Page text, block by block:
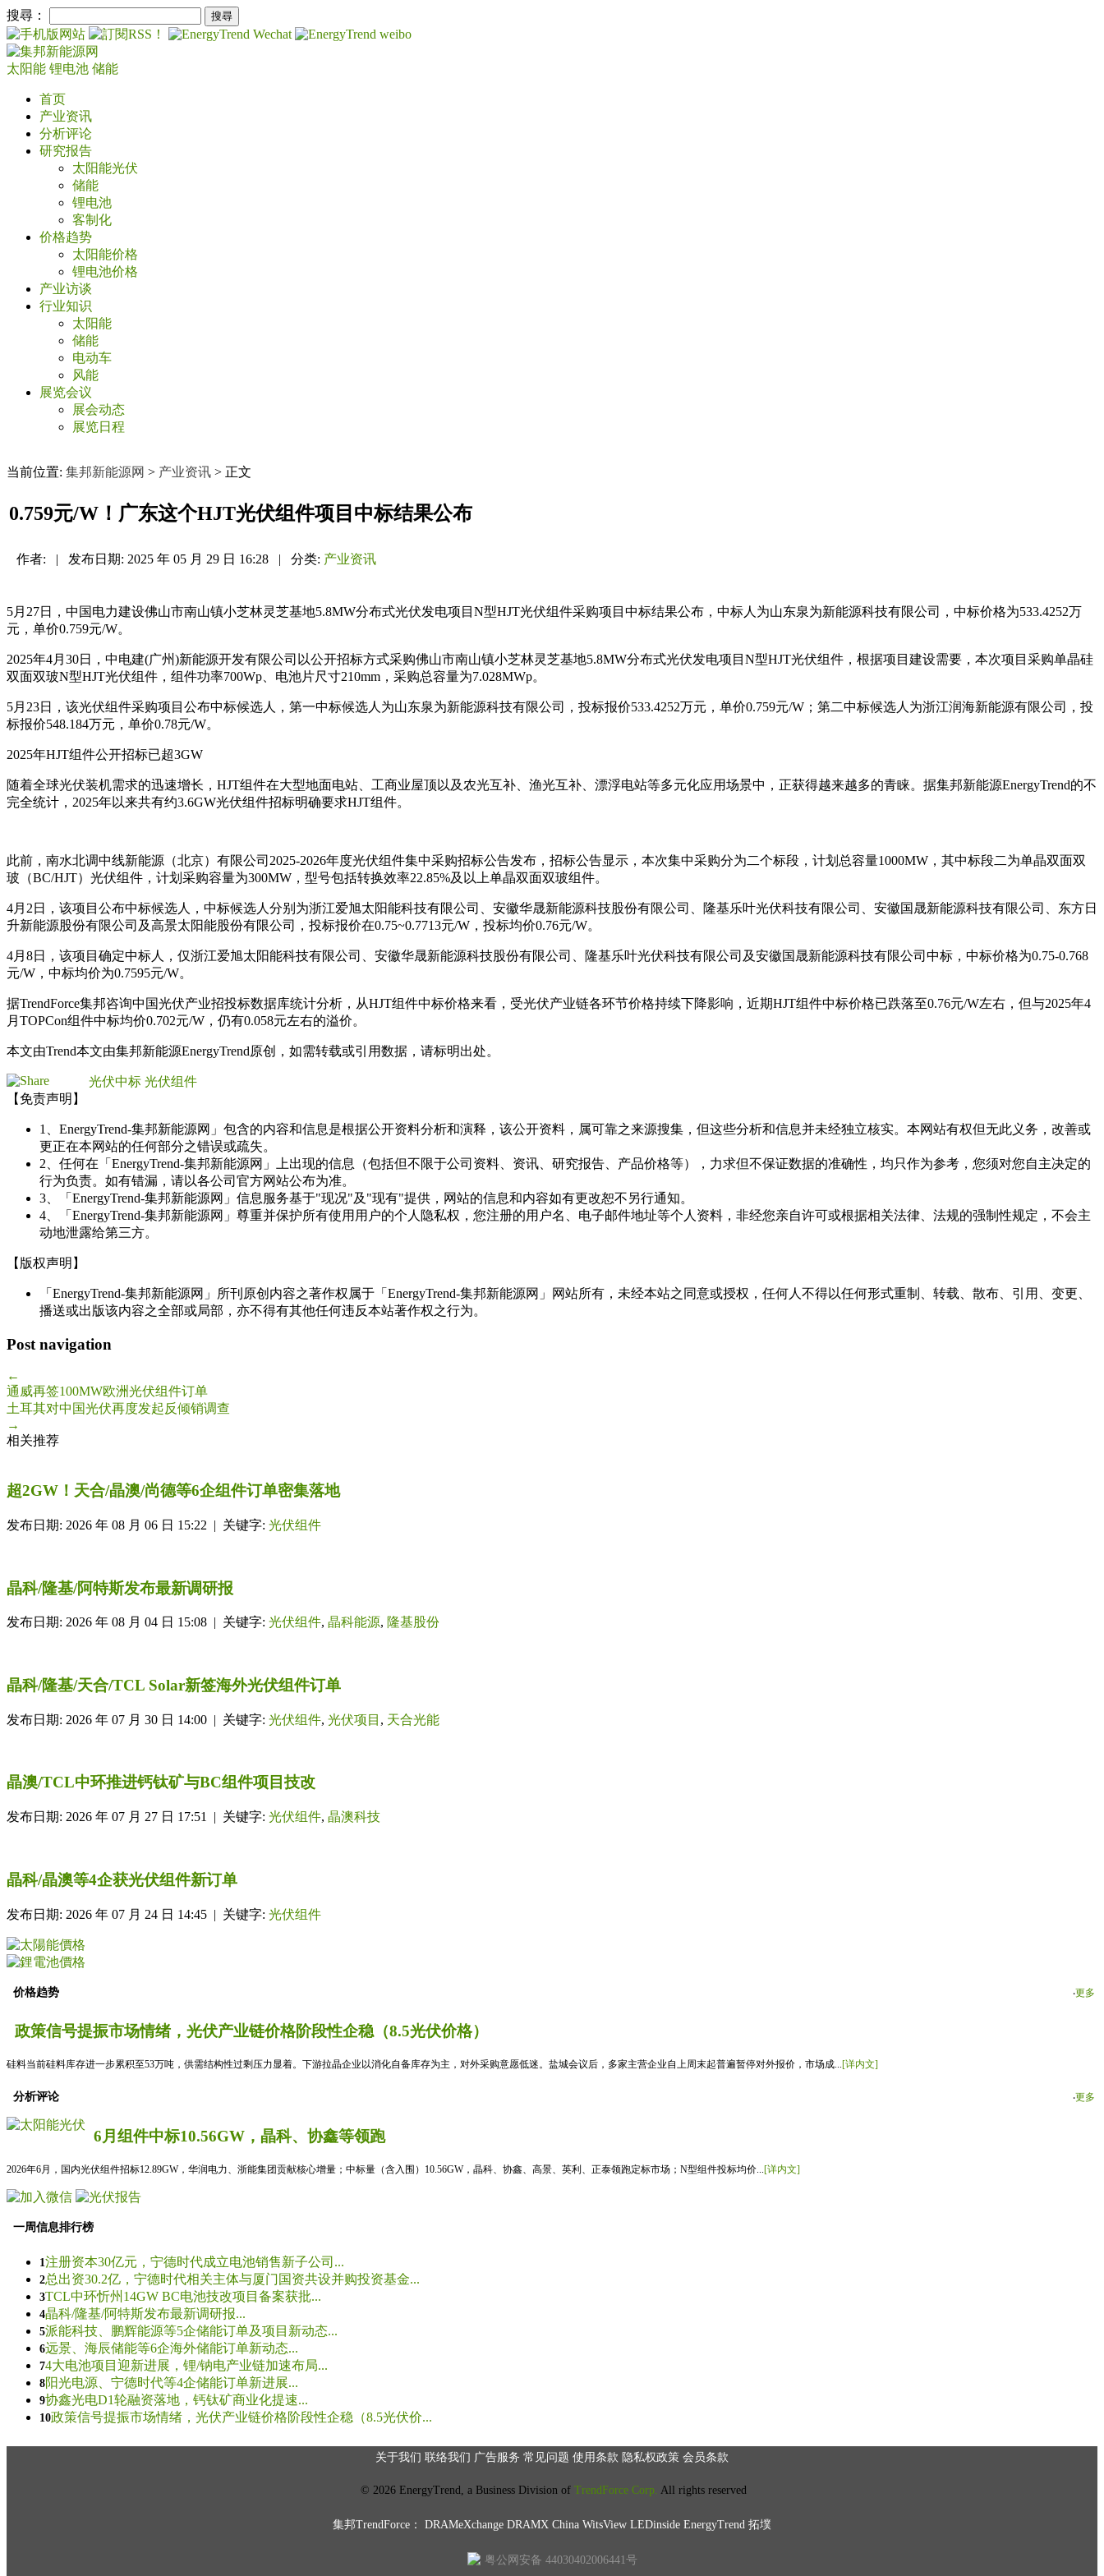
搜尋：
太阳能 锂电池 储能
首页
产业资讯
分析评论
研究报告
太阳能光伏
储能
锂电池
客制化
价格趋势
太阳能价格
锂电池价格
产业访谈
行业知识
太阳能
储能
电动车
风能
展览会议
展会动态
展览日程
当前位置: 集邦新能源网 > 产业资讯 > 正文
0.759元/W！广东这个HJT光伏组件项目中标结果公布
作者: | 发布日期: 2025 年 05 月 29 日 16:28 | 分类: 产业资讯
5月27日，中国电力建设佛山市南山镇小芝林灵芝基地5.8MW分布式光伏发电项目N型HJT光伏组件采购项目中标结果公布，中标人为山东泉为新能源科技有限公司，中标价格为533.4252万
元，单价0.759元/W。
2025年4月30日，中电建(广州)新能源开发有限公司以公开招标方式采购佛山市南山镇小芝林灵芝基地5.8MW分布式光伏发电项目N型HJT光伏组件，根据项目建设需要，本次项目采购单晶硅
双面双玻N型HJT光伏组件，组件功率700Wp、电池片尺寸210mm，采购总容量为7.028MWp。
5月23日，该光伏组件采购项目公布中标候选人，第一中标候选人为山东泉为新能源科技有限公司，投标报价533.4252万元，单价0.759元/W；第二中标候选人为浙江润海新能源有限公司，投
标报价548.184万元，单价0.78元/W。
2025年HJT组件公开招标已超3GW
随着全球光伏装机需求的迅速增长，HJT组件在大型地面电站、工商业屋顶以及农光互补、渔光互补、漂浮电站等多元化应用场景中，正获得越来越多的青睐。据集邦新能源EnergyTrend的不
完全统计，2025年以来共有约3.6GW光伏组件招标明确要求HJT组件。
此前，南水北调中线新能源（北京）有限公司2025-2026年度光伏组件集中采购招标公告发布，招标公告显示，本次集中采购分为二个标段，计划总容量1000MW，其中标段二为单晶双面双
玻（BC/HJT）光伏组件，计划采购容量为300MW，型号包括转换效率22.85%及以上单晶双面双玻组件。
4月2日，该项目公布中标候选人，中标候选人分别为浙江爱旭太阳能科技有限公司、安徽华晟新能源科技股份有限公司、隆基乐叶光伏科技有限公司、安徽国晟新能源科技有限公司、东方日
升新能源股份有限公司及高景太阳能股份有限公司，投标报价在0.75~0.7713元/W，投标均价0.76元/W。
4月8日，该项目确定中标人，仅浙江爱旭太阳能科技有限公司、安徽华晟新能源科技股份有限公司、隆基乐叶光伏科技有限公司及安徽国晟新能源科技有限公司中标，中标价格为0.75-0.768
元/W，中标均价为0.7595元/W。
据TrendForce集邦咨询中国光伏产业招投标数据库统计分析，从HJT组件中标价格来看，受光伏产业链各环节价格持续下降影响，近期HJT组件中标价格已跌落至0.76元/W左右，但与2025年4
月TOPCon组件中标均价0.702元/W，仍有0.058元左右的溢价。
本文由Trend本文由集邦新能源EnergyTrend原创，如需转载或引用数据，请标明出处。
光伏中标 光伏组件
【免责声明】
1、EnergyTrend-集邦新能源网」包含的内容和信息是根据公开资料分析和演释，该公开资料，属可靠之来源搜集，但这些分析和信息并未经独立核实。本网站有权但无此义务，改善或
更正在本网站的任何部分之错误或疏失。
2、任何在「EnergyTrend-集邦新能源网」上出现的信息（包括但不限于公司资料、资讯、研究报告、产品价格等），力求但不保证数据的准确性，均只作为参考，您须对您自主决定的
行为负责。如有错漏，请以各公司官方网站公布为准。
3、「EnergyTrend-集邦新能源网」信息服务基于"现况"及"现有"提供，网站的信息和内容如有更改恕不另行通知。
4、「EnergyTrend-集邦新能源网」尊重并保护所有使用用户的个人隐私权，您注册的用户名、电子邮件地址等个人资料，非经您亲自许可或根据相关法律、法规的强制性规定，不会主
动地泄露给第三方。
【版权声明】
「EnergyTrend-集邦新能源网」所刊原创内容之著作权属于「EnergyTrend-集邦新能源网」网站所有，未经本站之同意或授权，任何人不得以任何形式重制、转载、散布、引用、变更、
播送或出版该内容之全部或局部，亦不得有其他任何违反本站著作权之行为。
Post navigation
←
通威再签100MW欧洲光伏组件订单
土耳其对中国光伏再度发起反倾销调查
→
相关推荐
超2GW！天合/晶澳/尚德等6企组件订单密集落地
发布日期: 2026 年 08 月 06 日 15:22 | 关键字: 光伏组件
晶科/隆基/阿特斯发布最新调研报
发布日期: 2026 年 08 月 04 日 15:08 | 关键字: 光伏组件, 晶科能源, 隆基股份
晶科/隆基/天合/TCL Solar新签海外光伏组件订单
发布日期: 2026 年 07 月 30 日 14:00 | 关键字: 光伏组件, 光伏项目 , 天合光能
晶澳/TCL中环推进钙钛矿与BC组件项目技改
发布日期: 2026 年 07 月 27 日 17:51 | 关键字: 光伏组件, 晶澳科技
晶科/晶澳等4企获光伏组件新订单
发布日期: 2026 年 07 月 24 日 14:45 | 关键字: 光伏组件
价格趋势 ‧更多
政策信号提振市场情绪，光伏产业链价格阶段性企稳（8.5光伏价格）
硅料当前硅料库存进一步累积至53万吨，供需结构性过剩压力显着。下游拉晶企业以消化自备库存为主，对外采购意愿低迷。盐城会议后，多家主营企业自上周末起普遍暂停对外报价，市场成...[详内文]
分析评论 ‧更多
6月组件中标10.56GW，晶科、协鑫等领跑
2026年6月，国内光伏组件招标12.89GW，华润电力、浙能集团贡献核心增量；中标量（含入围）10.56GW，晶科、协鑫、高景、英利、正泰领跑定标市场；N型组件投标均价... [详内文]
一周信息排行榜
1注册资本30亿元，宁德时代成立电池销售新子公司...
2总出资30.2亿，宁德时代相关主体与厦门国资共设并购投资基金...
3TCL中环忻州14GW BC电池技改项目备案获批...
4晶科/隆基/阿特斯发布最新调研报...
5派能科技、鹏辉能源等5企储能订单及项目新动态...
6远景、海辰储能等6企海外储能订单新动态...
74大电池项目迎新进展，锂/钠电产业链加速布局...
8阳光电源、宁德时代等4企储能订单新进展...
9协鑫光电D1轮融资落地，钙钛矿商业化提速...
10政策信号提振市场情绪，光伏产业链价格阶段性企稳（8.5光伏价...
关于我们 联络我们 广告服务 常见问题 使用条款 隐私权政策 会员条款
© 2026 EnergyTrend, a Business Division of TrendForce Corp. All rights reserved
集邦TrendForce： DRAMeXchange DRAMX China WitsView LEDinside EnergyTrend 拓墣
粤公网安备 44030402006441号